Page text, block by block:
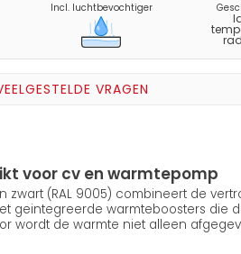
Incl. luchtbevochtiger
VRAGEN
voor cv en warmtepomp
zwart (RAL 9005) combineert de
geintegreerde warmteboosters die
wordt de warmte niet alleen